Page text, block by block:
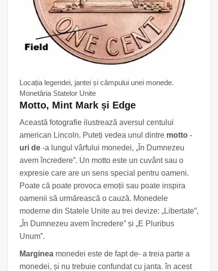
Locația legendei, jantei și câmpului unei monede.
Monetăria Statelor Unite
Motto, Mint Mark și Edge
Această fotografie ilustrează aversul centului
american Lincoln. Puteți vedea unul dintre motto -
uri de -a lungul vârfului monedei, „În Dumnezeu
avem încredere”. Un motto este un cuvânt sau o
expresie care are un sens special pentru oameni.
Poate că poate provoca emoții sau poate inspira
oamenii să urmărească o cauză. Monedele
moderne din Statele Unite au trei devize: „Libertate”,
„În Dumnezeu avem încredere” și „E Pluribus
Unum”.
Marginea monedei este de fapt de- a treia parte a
monedei, și nu trebuie confundat cu janta. în acest